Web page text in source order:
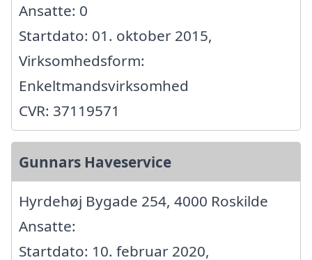
Ansatte: 0
Startdato: 01. oktober 2015,
Virksomhedsform:
Enkeltmandsvirksomhed
CVR: 37119571
Gunnars Haveservice
Hyrdehøj Bygade 254, 4000 Roskilde
Ansatte:
Startdato: 10. februar 2020,